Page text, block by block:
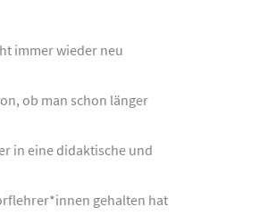
immer wieder neu
ob man schon länger
in eine didaktische und
gehalten hat